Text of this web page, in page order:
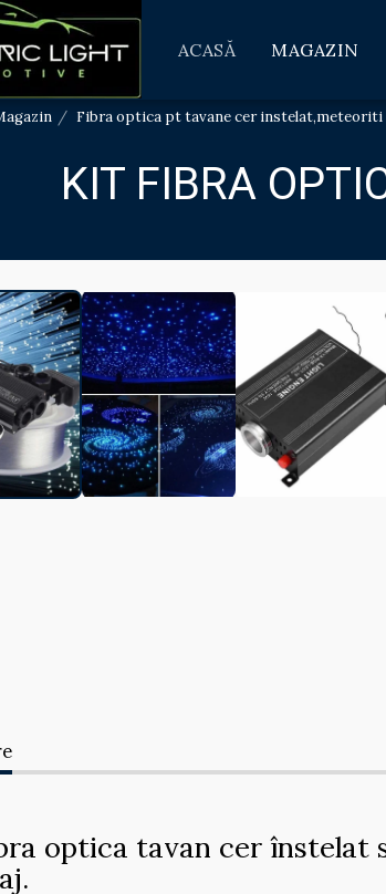
ACASĂ MAGAZIN
Fibra optica pt tavane cer instelat,meteoriti
KIT FIBRA
optica tavan cer înstelat